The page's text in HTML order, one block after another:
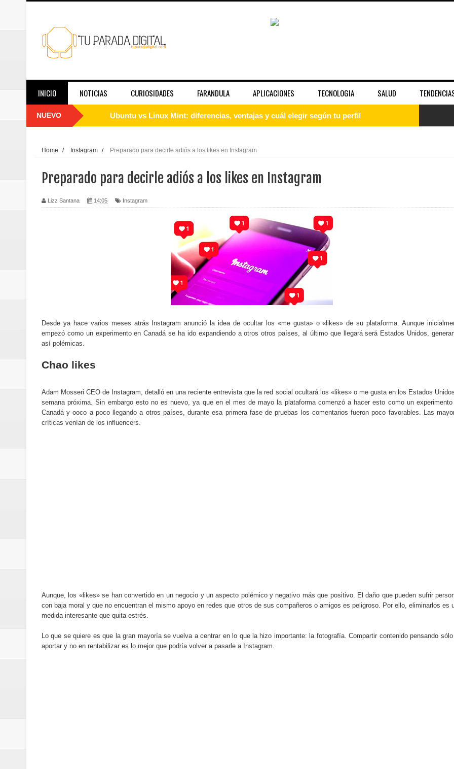
INICIO NOTICIAS CURIOSIDADES FARANDULA APLICACIONES TECNOLOGIA SALUD
NUEVO Cómo instalar Linux desde cero: guía paso a paso para principiantes
El papel de las redes sociales en la fama y la imagen pública de las celebridades
Telemedicina hoy: en qué casos funciona bien y cuándo no es suficiente
Cómo la tecnología está cambiando el consumo de noticias en internet
Aplicaciones para gestionar gastos personales: cómo funcionan y qué ofrecen
Guía completa para entender la inteligencia artificial sin ser experto
La noticia tecnológica más relevante de la semana explicada sin tecnicismos
Cómo ha cambiado la forma de informarse en internet y qué viene después
Curiosidades tecnológicas que pocos conocen sobre internet y el mundo digital
Tendencias tecnológicas que marcarán el próximo mes y por qué importan
Home / Instagram / Preparado para decirle adiós a los likes en Instagram
Preparado para decirle adiós a los likes en Instagram
Lizz Santana 14:05 Instagram
Desde ya hace varios meses atrás Instagram anunció la idea de ocultar los «me gusta» o «likes» de su plataforma. Aunque
empezó como un experimento en Canadá se ha ido expandiendo a otros otros países, al último que llegará será Estados Unidos,
así polémicas.
Chao likes
Adam Mosseri CEO de Instagram, detalló en una reciente entrevista que la red social ocultará los «likes» o me gusta en los Estados
semana próxima. Sin embargo esto no es nuevo, ya que en el mes de mayo la plataforma comenzó a hacer esto como un experimento
Canadá y ooco a poco llegando a otros países, durante esa primera fase de pruebas los comentarios fueron poco favorables. Las
críticas venían de los influencers.
Aunque, los «likes» se han convertido en un negocio y un aspecto polémico y negativo más que positivo. El daño que pueden sufrir
con baja moral y que no encuentran el mismo apoyo en redes que otros de sus compañeros o amigos es peligroso. Por ello, eliminarlos es
medida interesante que quita estrés.
Lo que se quiere es que la gran mayoría se vuelva a centrar en lo que la hizo importante: la fotografía. Compartir contenido pensando
aportar y no en rentabilizar es lo mejor que podría volver a pasarle a Instagram.